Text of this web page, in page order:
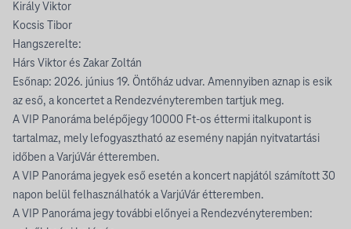
Király Viktor
Kocsis Tibor
Hangszerelte:
Hárs Viktor és Zakar Zoltán
Esőnap: 2026. június 19. Öntőház udvar. Amennyiben aznap is esik
az eső, a koncertet a Rendezvényteremben tartjuk meg.
A VIP Panoráma belépőjegy 10000 Ft-os éttermi italkupont is
tartalmaz, mely lefogyasztható az esemény napján nyitvatartási
időben a VarjúVár étteremben.
A VIP Panoráma jegyek eső esetén a koncert napjától számított 30
napon belül felhasználhatók a VarjúVár étteremben.
A VIP Panoráma jegy további előnyei a Rendezvényteremben: